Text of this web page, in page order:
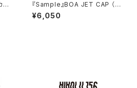
モ
『Sample』BOA JET CAP （O
BLONG PATCH） ボアジェッ
トキャップ
¥6,050